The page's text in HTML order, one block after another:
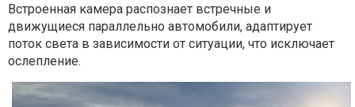
Встроенная камера распознает встречные и
движущиеся параллельно автомобили, адаптирует
поток света в зависимости от ситуации, что исключает
ослепление.